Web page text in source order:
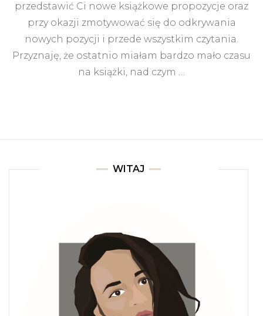
Życie
jest
Chcę
być
tak
przedstawić Ci nowe książkowe propozycje oraz
przy okazji zmotywować się do odkrywania
nowych pozycji i przede wszystkim czytania.
Przyznaję, że ostatnio miałam bardzo mało czasu
na książki, nad czym …
WITAJ